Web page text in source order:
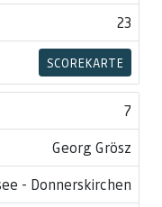
23
SCOREKARTE
7
Georg Grösz
- Donnerskirchen